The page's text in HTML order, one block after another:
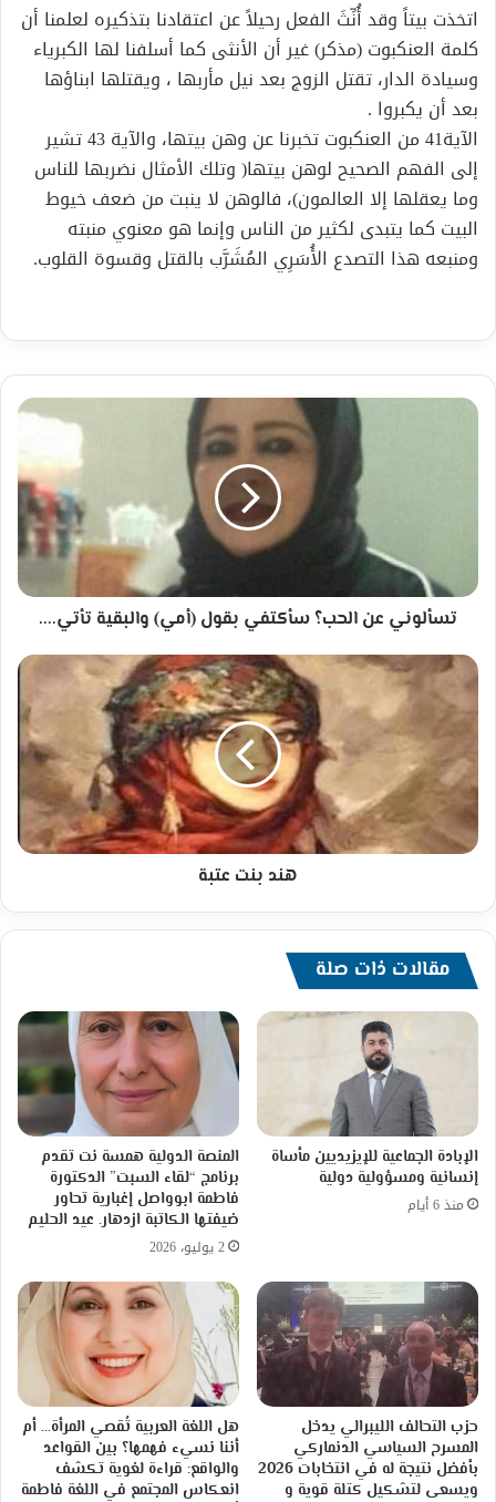
اتخذت بيتاً وقد أُنِّثَ الفعل رحيلاً عن اعتقادنا بتذكيره لعلمنا أن
كلمة العنكبوت (مذكر) غير أن الأنثى كما أسلفنا لها الكبرياء
وسيادة الدار، تقتل الزوج بعد نيل مأربها ، ويقتلها ابناؤها
بعد أن يكبروا .
الآية41 من العنكبوت تخبرنا عن وهن بيتها، والآية 43 تشير
إلى الفهم الصحيح لوهن بيتها( وتلك الأمثال نضربها للناس
وما يعقلها إلا العالمون)، فالوهن لا ينبت من ضعف خيوط
البيت كما يتبدى لكثير من الناس وإنما هو معنوي منبته
ومنبعه هذا التصدع الأُسَرِي المُشَرَّب بالقتل وقسوة القلوب.
تسألوني
تسألوني عن الحب؟ سأكتفي بقول (أمي) والبقية تأتي....
هند
بنت
عتبة
هند بنت عتبة
مقالات ذات صلة
الإبادة الجماعية للإيزيديين مأساة
إنسانية ومسؤولية دولية
منذ 6 أيام
المنصة الدولية همسة نت تقدم
برنامج “لقاء السبت” الدكتورة
فاطمة ابوواصل إغبارية تحاور
ضيفتها الكاتبة ازدهار. عيد الحليم
2 يوليو، 2026
حزب التحالف الليبرالي يدخل
المسرح السياسي الدنماركي
بأفضل نتيجة له في انتخابات 2026
ويسعى لتشكيل كتلة قوية و
هل اللغة العربية تُقصي المرأة… أم
أننا نسيء فهمها؟ بين القواعد
والواقع: قراءة لغوية تكشف
انعكاس المجتمع في اللغة فاطمة